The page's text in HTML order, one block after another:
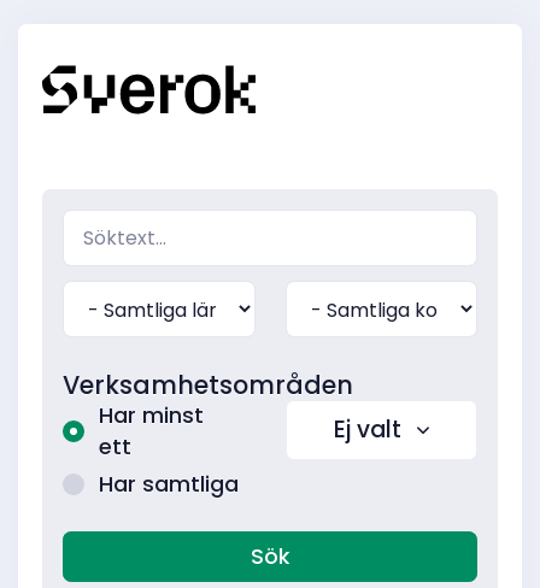
Verksamhetsområden
Har minst
ett
Har samtliga
Ej valt